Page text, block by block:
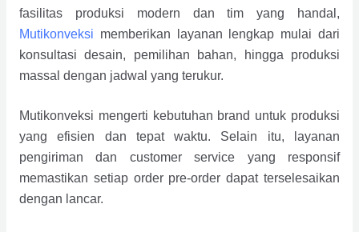
fasilitas produksi modern dan tim yang handal,
Mutikonveksi memberikan layanan lengkap mulai dari
konsultasi desain, pemilihan bahan, hingga produksi
massal dengan jadwal yang terukur.
Mutikonveksi mengerti kebutuhan brand untuk produksi
yang efisien dan tepat waktu. Selain itu, layanan
pengiriman dan customer service yang responsif
memastikan setiap order pre-order dapat terselesaikan
dengan lancar.